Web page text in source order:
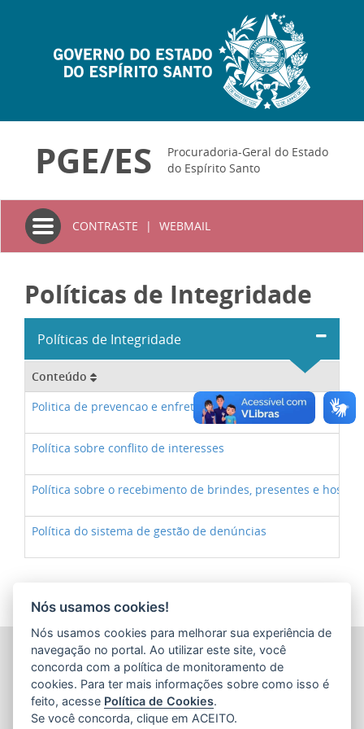
PGE/ES
Procuradoria-Geral do Estado
do Espírito Santo
Toggle
navigation
CONTRASTE | WEBMAIL
Políticas de Integridade
Políticas de Integridade
Conteúdo
Politica de prevencao e enfretamento ao assédio
Política sobre conflito de interesses
Política sobre o recebimento de brindes, presentes e
Política do sistema de gestão de denúncias
PROCURADORIA-GERAL DO ESTADO DO ESPÍRITO SANTO
(PGE/ES)
Av. Nossa Senhora da Penha, 1590 - Barro Vermelho
CEP: 29057-550 - Vitória / ES
Tel.: (27) 3636-5050
Nós usamos cookies!
Nós usamos cookies para melhorar sua experiência de
navegação no portal. Ao utilizar este site, você
concorda com a política de monitoramento de
cookies. Para ter mais informações sobre como isso é
feito, acesse Política de Cookies.
Se você concorda, clique em ACEITO.